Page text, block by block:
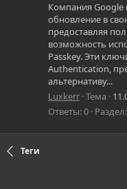
Компания
обновление в
предоставляя
возможность
Passkey. Эти
Authentication,
альтернативу...
Luxkerr Тема
Ответы: 0 Раздел:
Теги